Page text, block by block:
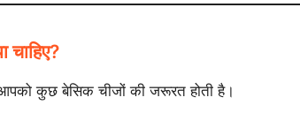
कुछ बेसिक चीजों की जरूरत होती है।